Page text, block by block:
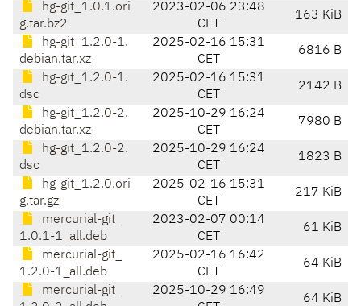
hg-git_1.0.1.ori
g.tar.bz2
2023-02-06 23:48
CET
163 KiB
hg-git_1.2.0-1.
debian.tar.xz
2025-02-16 15:31
CET
6816 B
hg-git_1.2.0-1.
dsc
2025-02-16 15:31
CET
2142 B
hg-git_1.2.0-2.
debian.tar.xz
2025-10-29 16:24
CET
7980 B
hg-git_1.2.0-2.
dsc
2025-10-29 16:24
CET
1823 B
hg-git_1.2.0.ori
g.tar.gz
2025-02-16 15:31
CET
217 KiB
mercurial-git_
1.0.1-1_all.deb
2023-02-07 00:14
CET
61 KiB
mercurial-git_
1.2.0-1_all.deb
2025-02-16 16:42
CET
64 KiB
mercurial-git_
2025-10-29 16:49
64 KiB